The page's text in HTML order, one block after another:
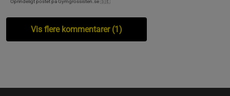
Vis flere kommentarer (1)